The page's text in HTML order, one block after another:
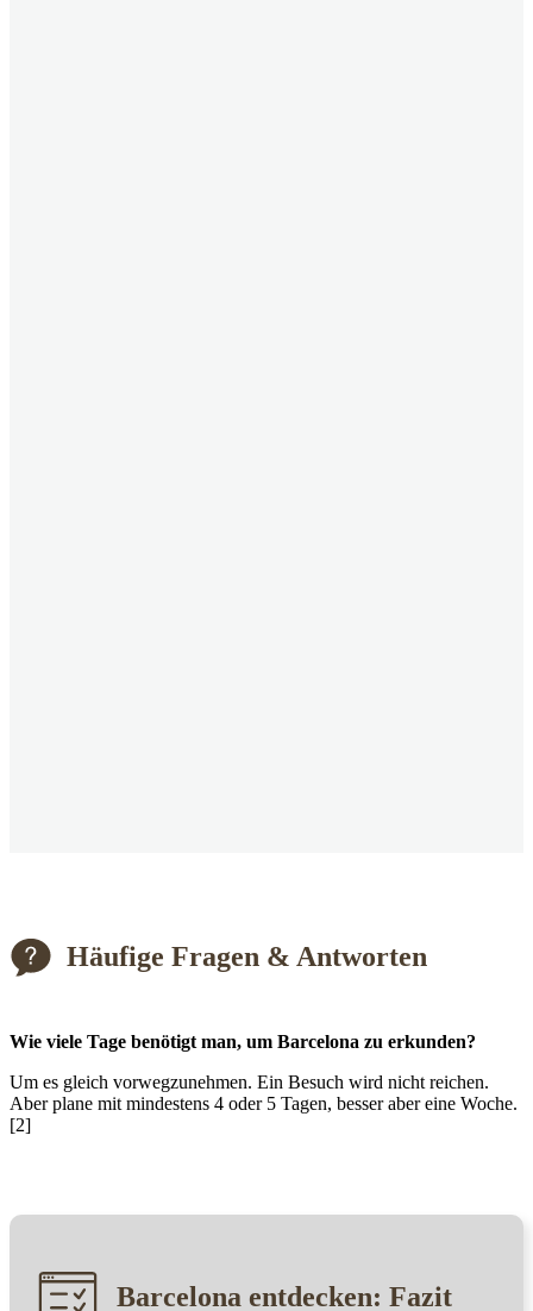
Häufige Fragen & Antworten
Wie viele Tage benötigt man, um Barcelona zu erkunden?
Um es gleich vorwegzunehmen. Ein Besuch wird nicht reichen.
Aber plane mit mindestens 4 oder 5 Tagen, besser aber eine Woche.
[2]
Barcelona entdecken: Fazit